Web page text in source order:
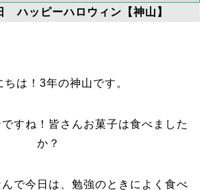
ハッピーハロウィン【神山】
ちは！3年の神山です。
すね！皆さんお菓子は食べました
か？
で今日は、勉強のときによく食べ